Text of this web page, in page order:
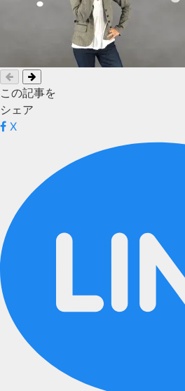
この記事を
シェア
X